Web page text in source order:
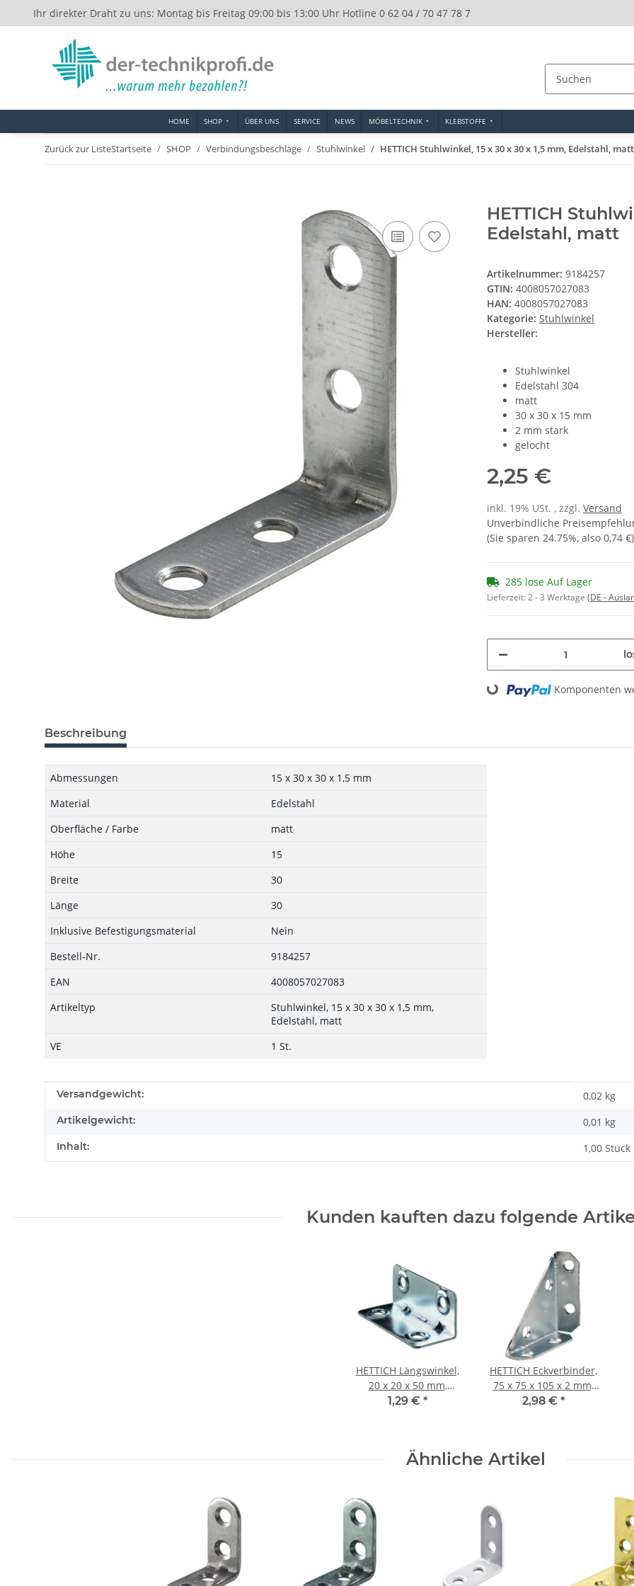
Ihr direkter Draht zu uns: Montag bis Freitag 09:00 bis 13:00 Uhr Hotline 0 62 04 / 70 47 78 7
HOME SHOP ÜBER UNS SERVICE NEWS MÖBELTECHNIK KLEBSTOFFE
Zurück zur ListeStartseite SHOP Verbindungsbeschläge Stuhlwinkel HETTICH Stuhlwinkel, 15 x 30 x 30 x 1,5 mm, Edelstahl, matt
HETTICH
Edelstahl, matt
Artikelnummer: 9184257
GTIN: 4008057027083
HAN: 4008057027083
Kategorie: Stuhlwinkel
Hersteller:
Stuhlwinkel
Edelstahl 304
matt
30 x 30 x 15 mm
2 mm stark
gelocht
2,25 €
inkl. 19% USt. , zzgl. Versand
Unverbindliche
(Sie sparen 24.75%, also 0,74 €)
285 lose Auf Lager
Lieferzeit:2 - 3 Werktage (DE -
Loading... Komponenten
Beschreibung
Abmessungen
15 x 30 x 30 x 1,5 mm
Material
Edelstahl
Oberfläche / Farbe
matt
Höhe
15
Breite
30
Länge
30
Inklusive Befestigungsmaterial
Nein
Bestell-Nr.
9184257
EAN
4008057027083
Artikeltyp
Stuhlwinkel, 15 x 30 x 30 x 1,5 mm,
Edelstahl, matt
VE
1 St.
Produkteigenschaft
Wert
Versandgewicht: 0,02 kg
Artikelgewicht: 0,01 kg
Inhalt: 1,00 Stück
Kunden kauften dazu folgende
HETTICH Längswinkel,
20 x 20 x 50 mm,
verzinkt
1,29 € *
HETTICH Eckverbinder,
75 x 75 x 105 x 2 mm,
Stahl verzinkt
2,98 € *
Ähnliche Artikel